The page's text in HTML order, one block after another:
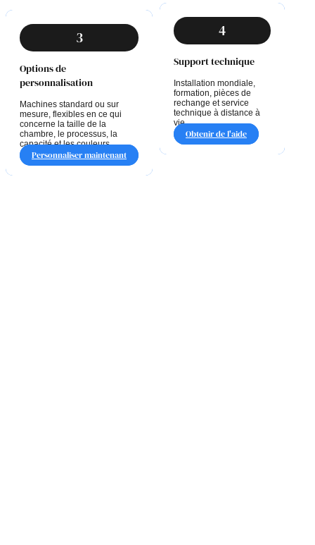
3
Options de
personnalisation
Machines standard ou sur
mesure, flexibles en ce qui
concerne la taille de la
chambre, le processus, la
capacité et les couleurs.
Personnaliser maintenant
4
Support technique
Installation mondiale,
formation, pièces de
rechange et service
technique à distance à
vie.
Obtenir de l'aide